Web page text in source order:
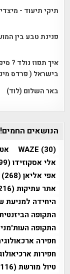
תיקי תיעוד -
פנינת טבע בין
איך תפוז נולד ?
בישראל ( פרדס
באר השלום (לוד)
הנושאים החמים!
WAZE (30)
אלי אסקוזידו(99)
אפי אליאן(268)
אתר עתיקות(216)
היחידה למניעת
התקופה
התקופה
חפירה
חפירות
טיול מורשת(116)